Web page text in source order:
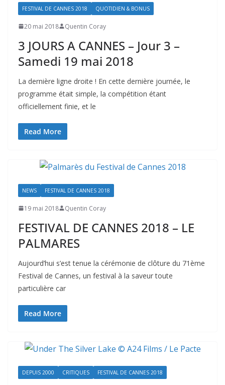
FESTIVAL DE CANNES 2018 QUOTIDIEN & BONUS
20 mai 2018 Quentin Coray
3 JOURS A CANNES – Jour 3 –
Samedi 19 mai 2018
La dernière ligne droite ! En cette dernière journée, le
programme était simple, la compétition étant
officiellement finie, et le
Read More
NEWS FESTIVAL DE CANNES 2018
19 mai 2018 Quentin Coray
FESTIVAL DE CANNES 2018 – LE
PALMARES
Aujourd’hui s’est tenue la cérémonie de clôture du 71ème
Festival de Cannes, un festival à la saveur toute
particulière car
Read More
DEPUIS 2000 CRITIQUES FESTIVAL DE CANNES 2018